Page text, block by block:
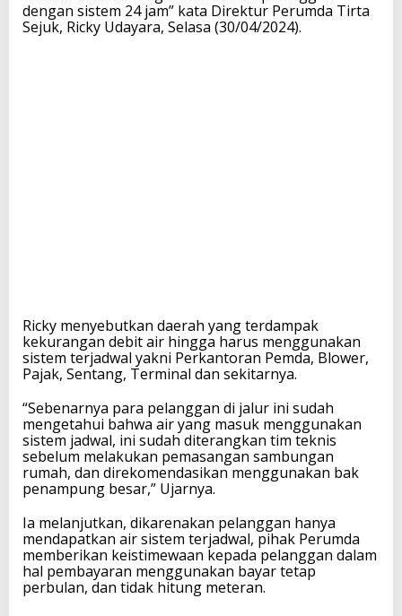
dengan sistem 24 jam” kata Direktur Perumda Tirta
Sejuk, Ricky Udayara, Selasa (30/04/2024).
Ricky menyebutkan daerah yang terdampak
kekurangan debit air hingga harus menggunakan
sistem terjadwal yakni Perkantoran Pemda, Blower,
Pajak, Sentang, Terminal dan sekitarnya.
“Sebenarnya para pelanggan di jalur ini sudah
mengetahui bahwa air yang masuk menggunakan
sistem jadwal, ini sudah diterangkan tim teknis
sebelum melakukan pemasangan sambungan
rumah, dan direkomendasikan menggunakan bak
penampung besar,” Ujarnya.
Ia melanjutkan, dikarenakan pelanggan hanya
mendapatkan air sistem terjadwal, pihak Perumda
memberikan keistimewaan kepada pelanggan dalam
hal pembayaran menggunakan bayar tetap
perbulan, dan tidak hitung meteran.